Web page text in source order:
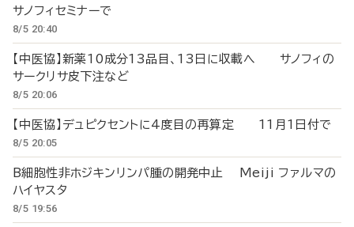
サノフィセミナーで
8/5 20:40
【中医協】新薬10成分13品目、13日に収載へ サノフィの
サークリサ皮下注など
8/5 20:06
【中医協】デュピクセントに4度目の再算定 11月1日付で
8/5 20:05
B細胞性非ホジキンリンパ腫の開発中止 Meiji ファルマの
ハイヤスタ
8/5 19:56